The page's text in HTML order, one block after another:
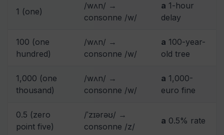
1 (one)
/wʌn/ →
consonne /w/
a 1-hour
delay
100 (one
hundred)
/wʌn/ →
consonne /w/
a 100-year-
old tree
1,000 (one
thousand)
/wʌn/ →
consonne /w/
a 1,000-
euro fine
0.5 (zero
point five)
/ˈzɪərəʊ/ →
consonne /z/
a 0.5% rate